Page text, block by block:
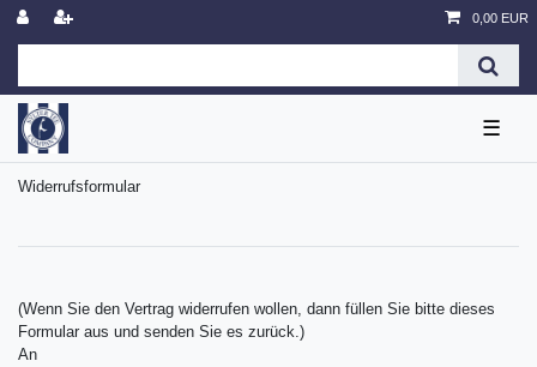
0,00 EUR
☰
Widerrufs­formular
(Wenn Sie den Vertrag widerrufen wollen, dann füllen Sie bitte dieses
Formular aus und senden Sie es zurück.)
An